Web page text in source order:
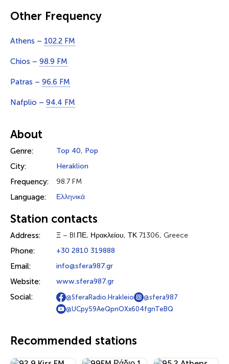
Other Frequency
Athens – 102.2 FM
Chios – 98.9 FM
Patras – 96.6 FM
Nafplio – 94.4 FM
About
Genre: Top 40, Pop
City: Heraklion
Frequency: 98.7 FM
Language: Ελληνικά
Station contacts
Address: Ξ – BI.ΠΕ, Ηρακλείου, ΤΚ 71306, Greece
Phone: +30 2810 319888
Email: info@sfera987.gr
Website: www.sfera987.gr
Social: @SferaRadio.Hrakleio
@sfera987
@UCpy59AeQpnOXx604fgnTeBQ
Recommended stations